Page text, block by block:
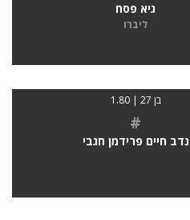
גיא פסח
ליברו
בן 27 | 1.80
#
נדב חיים פרידמן חגבי